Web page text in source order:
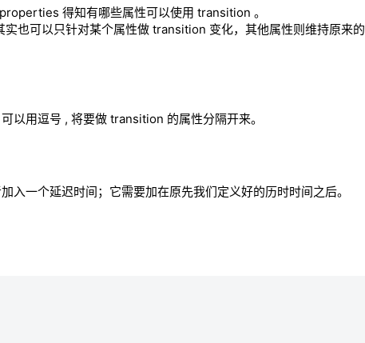
得知有哪些属性可以使用 transition 。
也可以只针对某个属性做 transition 变化，其他属性则维持原来的
以用逗号 , 将要做 transition 的属性分隔开来。
一个延迟时间；它需要加在原先我们定义好的历时时间之后。